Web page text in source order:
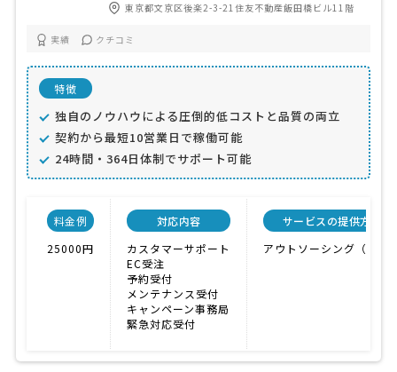
東京都文京区後楽2-3-21住友不動産飯田橋ビル11階
実績 クチコミ
特徴
独自のノウハウによる圧倒的低コストと品質の両立
契約から最短10営業日で稼働可能
24時間・364日体制でサポート可能
料金例
25000円
対応内容
カスタマーサポート
EC受注
予約受付
メンテナンス受付
キャンペーン事務局
緊急対応受付
サービスの提供方法
アウトソーシング（外注